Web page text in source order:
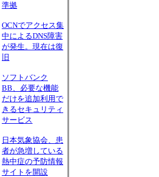
準拠
OCNでアクセス集
中によるDNS障害
が発生。現在は復
旧
ソフトバンク
BB、必要な機能
だけを追加利用で
きるセキュリティ
サービス
日本気象協会、患
者が急増している
熱中症の予防情報
サイトを開設